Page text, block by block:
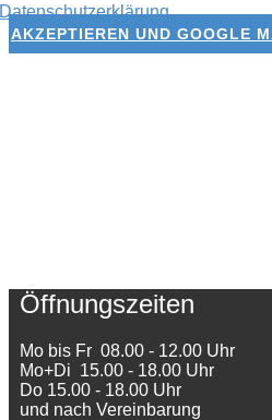
Datenschutzerklärung.
AKZEPTIEREN UND GOOGLE
Öffnungszeiten
Mo bis Fr 08.00 - 12.00 Uhr
Mo+Di 15.00 - 18.00 Uhr
Do 15.00 - 18.00 Uhr
und nach Vereinbarung